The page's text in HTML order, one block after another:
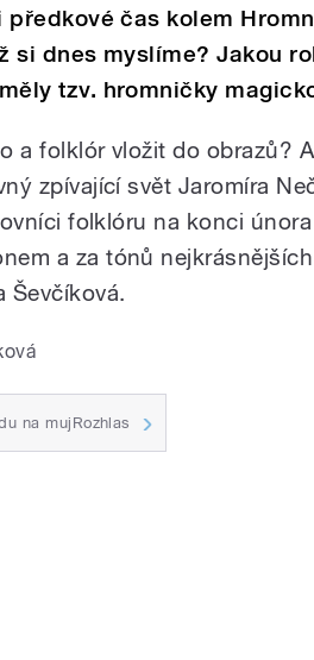
předkové čas kolem
si dnes myslíme? Jakou
tzv. hromničky
a folklór vložit do obrazů?
zpívající svět Jaromíra
folklóru na konci
a za tónů
Ševčíková.
na mujRozhlas